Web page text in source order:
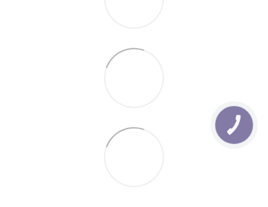
КНОПКА
ЗВ'ЯЗКУ